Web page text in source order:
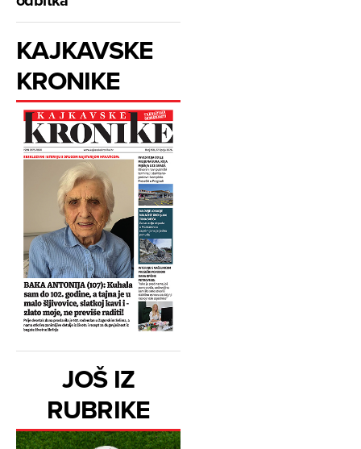
KAJKAVSKE
KRONIKE
JOŠ IZ
RUBRIKE